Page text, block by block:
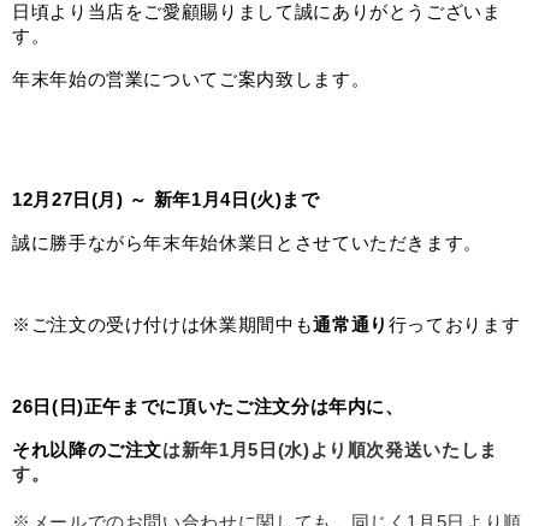
日頃より当店をご愛顧賜りまして誠にありがとうございま
す。
年末年始の営業についてご案内致します。
12月27日(月) ～ 新年1月4日(火)まで
誠に勝手ながら年末年始休業日 とさせていただきます。
※ご注文の受け付けは休業期間中も通常通り 行っております
26日(日)正午までに頂いたご注文分は年内に、
それ以降のご注文は新年1月5日(水)より順次発送いたしま
す。
※メールでのお問い合わせに関しても、同じく1月5日より順